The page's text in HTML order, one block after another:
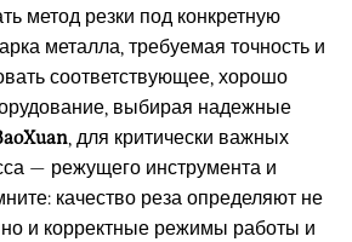
метод резки под конкретную
металла, требуемая точность и
соответствующее, хорошо
выбирая надежные
, для критически важных
— режущего инструмента и
качество реза определяют не
но и корректные режимы работы и